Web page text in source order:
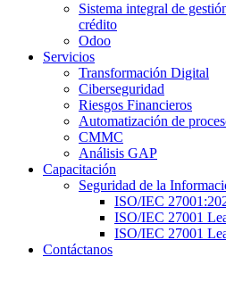
Sistema integral de
crédito
Odoo
Servicios
Transformación Digital
Ciberseguridad
Riesgos Financieros
Automatización de
CMMC
Análisis GAP
Capacitación
Seguridad de la
ISO/IEC
ISO/IEC 27001
ISO/IEC 27001
Contáctanos